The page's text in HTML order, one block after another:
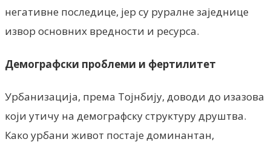
негативне последице, јер су руралне заједнице
извор основних вредности и ресурса.
Демографски проблеми и фертилитет
Урбанизација, према Тојнбију, доводи до изазова
који утичу на демографску структуру друштва.
Како урбани живот постаје доминантан,